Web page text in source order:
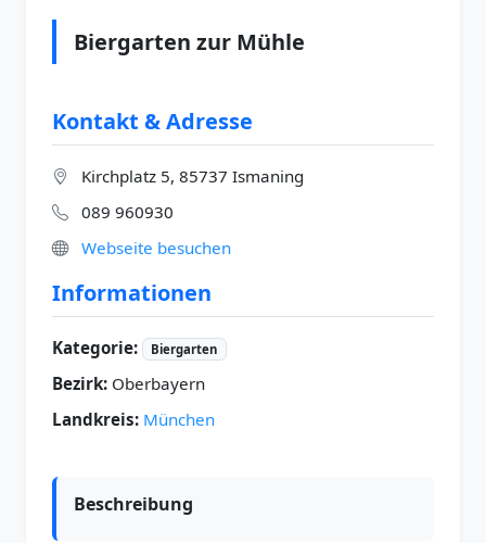
Biergarten zur Mühle
Kontakt & Adresse
Kirchplatz 5, 85737 Ismaning
089 960930
Webseite besuchen
Informationen
Kategorie: Biergarten
Bezirk: Oberbayern
Landkreis: München
Beschreibung